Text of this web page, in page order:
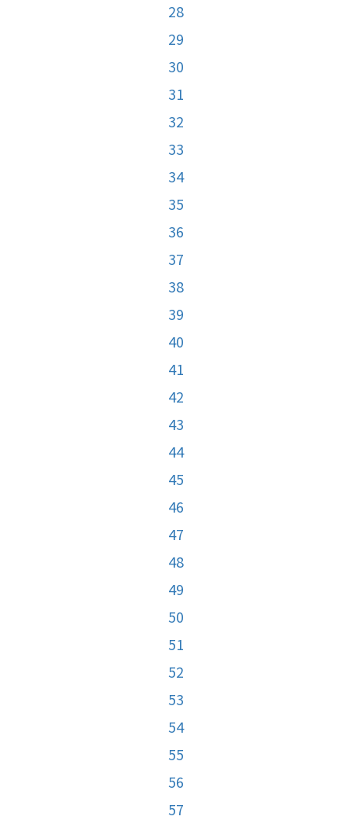
28
29
30
31
32
33
34
35
36
37
38
39
40
41
42
43
44
45
46
47
48
49
50
51
52
53
54
55
56
57